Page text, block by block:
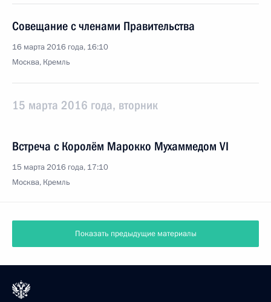
Совещание с членами Правительства
16 марта 2016 года, 16:10
Москва, Кремль
15 марта 2016 года, вторник
Встреча с Королём Марокко Мухаммедом VI
15 марта 2016 года, 17:10
Москва, Кремль
Показать предыдущие материалы